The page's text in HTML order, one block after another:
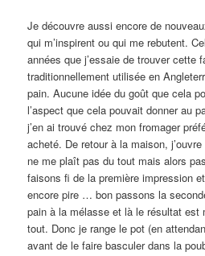
Je découvre aussi encore de
qui m’inspirent ou qui me rebutent.
années que j’essaie de trouver cette
traditionnellement utilisée en
pain. Aucune idée du goût que cela
l’aspect que cela pouvait donner au
j’en ai trouvé chez mon fromager
acheté. De retour à la maison,
ne me plaît pas du tout mais alors
faisons fi de la première impression
encore pire … bon passons la
pain à la mélasse et là le résultat est
tout. Donc je range le pot (en
avant de le faire basculer dans la